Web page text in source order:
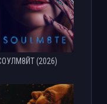
(2026)